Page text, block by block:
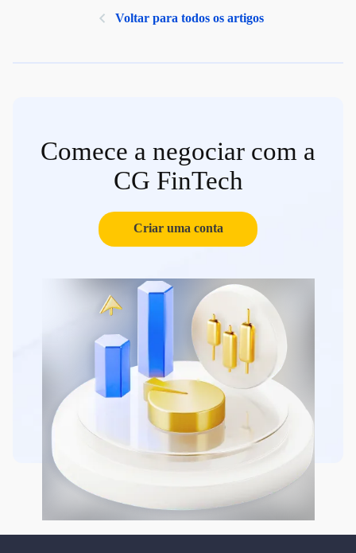
Voltar para todos os artigos
Comece a negociar com a
CG FinTech
Criar uma conta